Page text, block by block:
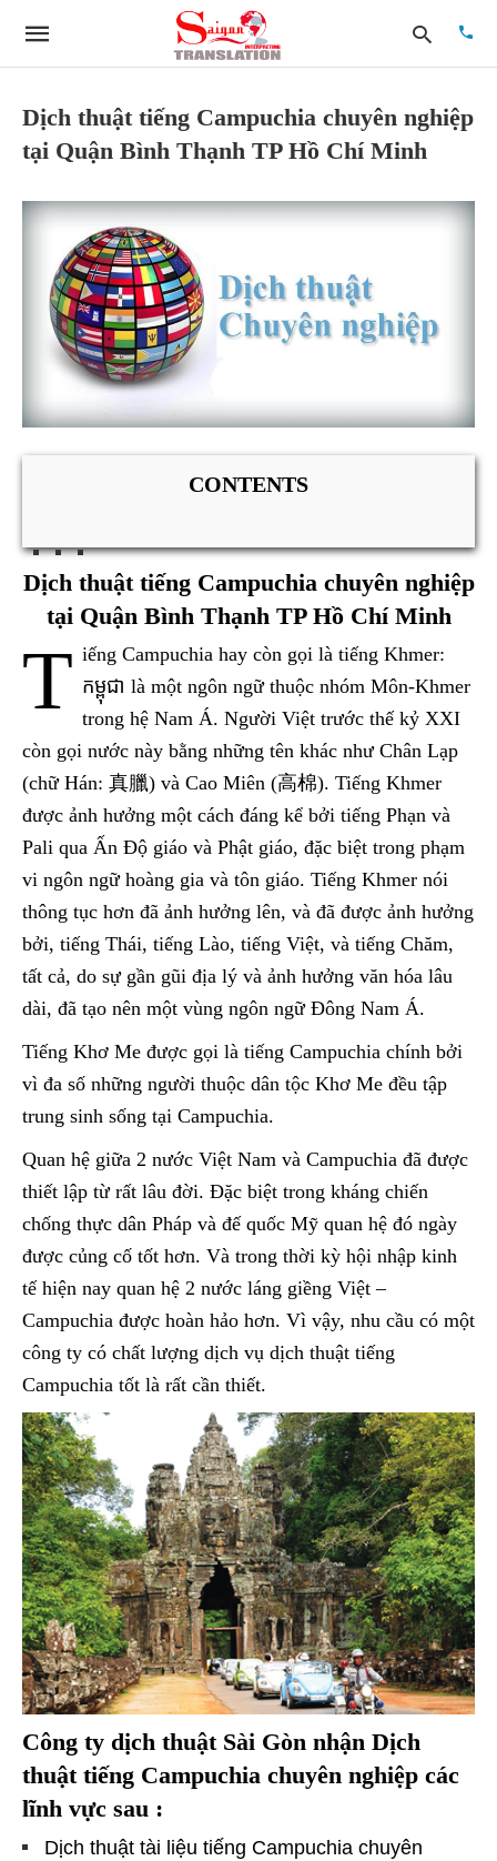
Dịch thuật tiếng Campuchia chuyên nghiệp
tại Quận Bình Thạnh TP Hồ Chí Minh
CONTENTS
Dịch thuật tiếng Campuchia chuyên nghiệp
tại Quận Bình Thạnh TP Hồ Chí Minh
T iếng Campuchia hay còn gọi là tiếng Khmer:
កម្ពុជា là một ngôn ngữ thuộc nhóm Môn-Khmer
trong hệ Nam Á. Người Việt trước thế kỷ XXI
còn gọi nước này bằng những tên khác như Chân Lạp
(chữ Hán: 真臘) và Cao Miên (高棉). Tiếng Khmer
được ảnh hưởng một cách đáng kể bởi tiếng Phạn và
Pali qua Ấn Độ giáo và Phật giáo, đặc biệt trong phạm
vi ngôn ngữ hoàng gia và tôn giáo. Tiếng Khmer nói
thông tục hơn đã ảnh hưởng lên, và đã được ảnh hưởng
bởi, tiếng Thái, tiếng Lào, tiếng Việt, và tiếng Chăm,
tất cả, do sự gần gũi địa lý và ảnh hưởng văn hóa lâu
dài, đã tạo nên một vùng ngôn ngữ Đông Nam Á.
Tiếng Khơ Me được gọi là tiếng Campuchia chính bởi
vì đa số những người thuộc dân tộc Khơ Me đều tập
trung sinh sống tại Campuchia.
Quan hệ giữa 2 nước Việt Nam và Campuchia đã được
thiết lập từ rất lâu đời. Đặc biệt trong kháng chiến
chống thực dân Pháp và đế quốc Mỹ quan hệ đó ngày
được củng cố tốt hơn. Và trong thời kỳ hội nhập kinh
tế hiện nay quan hệ 2 nước láng giềng Việt –
Campuchia được hoàn hảo hơn. Vì vậy, nhu cầu có một
công ty có chất lượng dịch vụ dịch thuật tiếng
Campuchia tốt là rất cần thiết.
Công ty dịch thuật Sài Gòn nhận Dịch
thuật tiếng Campuchia chuyên nghiệp các
lĩnh vực sau :
Dịch thuật tài liệu tiếng Campuchia chuyên